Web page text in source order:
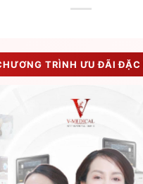
TRÌNH ƯU ĐÃI ĐẶC